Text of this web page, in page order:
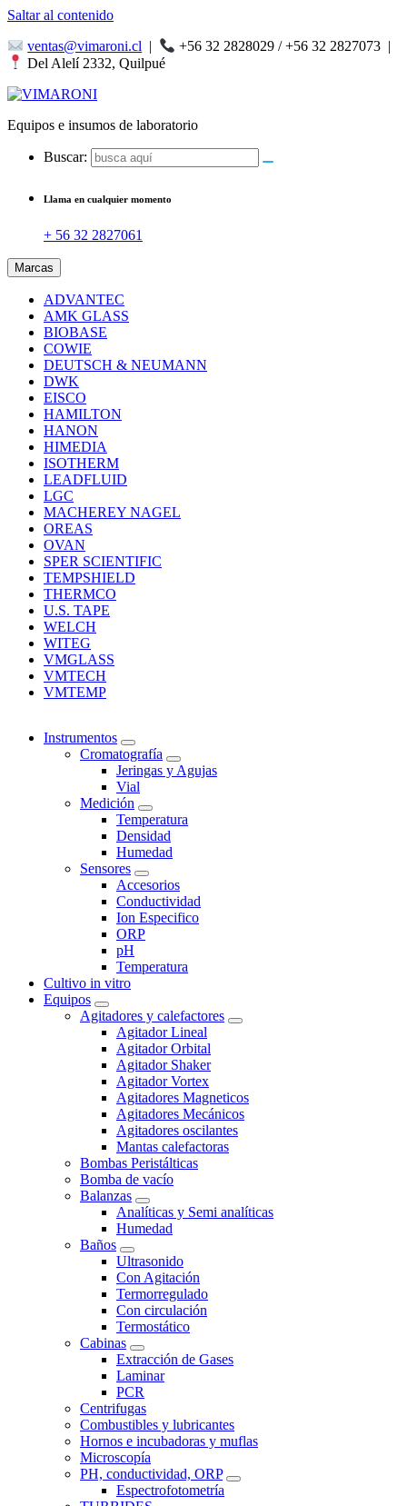
Saltar al contenido
ventas@vimaroni.cl | +56 32 2828029 / +56 32 2827073 |
Del Alelí 2332, Quilpué
Equipos e insumos de laboratorio
Buscar:
Llama en cualquier momento
+ 56 32 2827061
Marcas
ADVANTEC
AMK GLASS
BIOBASE
COWIE
DEUTSCH & NEUMANN
DWK
EISCO
HAMILTON
HANON
HIMEDIA
ISOTHERM
LEADFLUID
LGC
MACHEREY NAGEL
OREAS
OVAN
SPER SCIENTIFIC
TEMPSHIELD
THERMCO
U.S. TAPE
WELCH
WITEG
VMGLASS
VMTECH
VMTEMP
Instrumentos
Cromatografía
Jeringas y Agujas
Vial
Medición
Temperatura
Densidad
Humedad
Sensores
Accesorios
Conductividad
Ion Especifico
ORP
pH
Temperatura
Cultivo in vitro
Equipos
Agitadores y calefactores
Agitador Lineal
Agitador Orbital
Agitador Shaker
Agitador Vortex
Agitadores Magneticos
Agitadores Mecánicos
Agitadores oscilantes
Mantas calefactoras
Bombas Peristálticas
Bomba de vacío
Balanzas
Analíticas y Semi analíticas
Humedad
Baños
Ultrasonido
Con Agitación
Termorregulado
Con circulación
Termostático
Cabinas
Extracción de Gases
Laminar
PCR
Centrifugas
Combustibles y lubricantes
Hornos e incubadoras y muflas
Microscopía
PH, conductividad, ORP
Espectrofotometría